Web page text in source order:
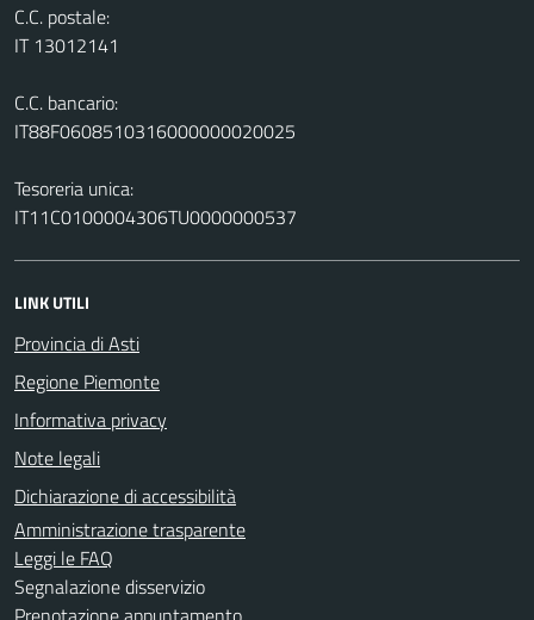
C.C. postale:
IT 13012141
C.C. bancario:
IT88F0608510316000000020025
Tesoreria unica:
IT11C0100004306TU0000000537
LINK UTILI
Provincia di Asti
Regione Piemonte
Informativa privacy
Note legali
Dichiarazione di accessibilità
Amministrazione trasparente
Leggi le FAQ
Segnalazione disservizio